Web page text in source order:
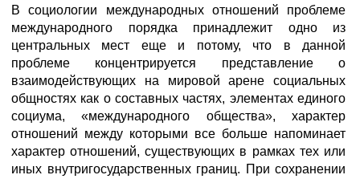
В социологии международных отношений проблеме
международного порядка принадлежит одно из
центральных мест еще и потому, что в данной
проблеме концентрируется представление о
взаимодействующих на мировой арене социальных
общностях как о составных частях, элементах единого
социума, «международного общества», характер
отношений между которыми все больше напоминает
характер отношений, существующих в рамках тех или
иных внутригосударственных границ. При сохранении